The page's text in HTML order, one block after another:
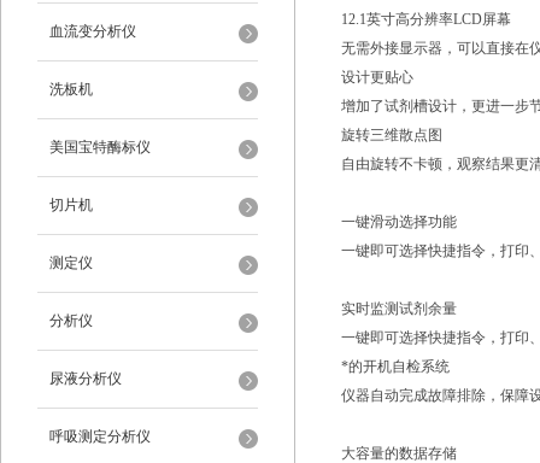
血流变分析仪
洗板机
美国宝特酶标仪
切片机
测定仪
分析仪
尿液分析仪
呼吸测定分析仪
12.1英寸高分辨率LCD屏幕
无需外接显示器，可以直接在
设计更贴心
增加了试剂槽设计，更进一步
旋转三维散点图
自由旋转不卡顿，观察结果更
一键滑动选择功能
一键即可选择快捷指令，打印
实时监测试剂余量
一键即可选择快捷指令，打印
*的开机自检系统
仪器自动完成故障排除，保障
大容量的数据存储